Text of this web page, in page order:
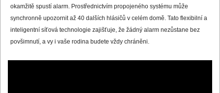
okamžitě spustí alarm. Prostřednictvím propojeného systému může
synchronně upozornit až 40 dalších hlásičů v celém domě. Tato flexibilní a
inteligentní síťová technologie zajišťuje, že žádný alarm nezůstane bez
povšimnutí, a vy i vaše rodina budete vždy chráněni.